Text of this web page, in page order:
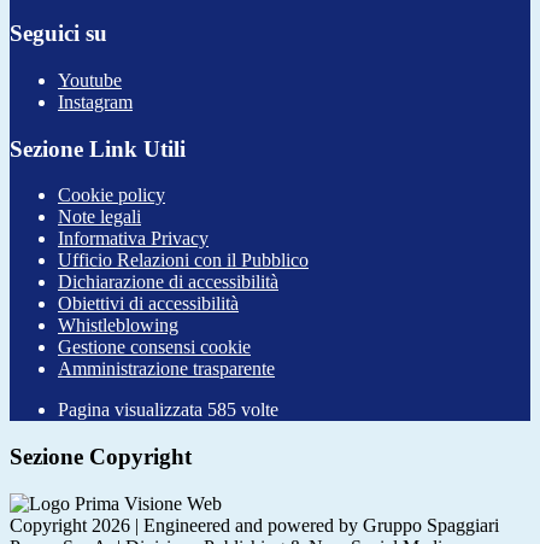
Seguici su
Youtube
Instagram
Sezione Link Utili
Cookie policy
Note legali
Informativa Privacy
Ufficio Relazioni con il Pubblico
Dichiarazione di accessibilità
Obiettivi di accessibilità
Whistleblowing
Gestione consensi cookie
Amministrazione trasparente
Pagina visualizzata 585 volte
Sezione Copyright
Copyright 2026 | Engineered and powered by Gruppo Spaggiari